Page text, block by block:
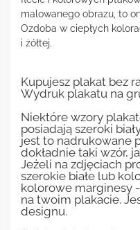
malowanego obrazu, to
Ozdoba w ciepłych
i żółtej.
Kupujesz plakat bez
Wydruk plakatu na
Niektóre wzory
posiadają szeroki
jest to nadrukowane
dokładnie taki wzór,
Jeżeli na zdjęciach
szerokie białe lub
kolorowe marginesy
na twoim plakacie.
designu.